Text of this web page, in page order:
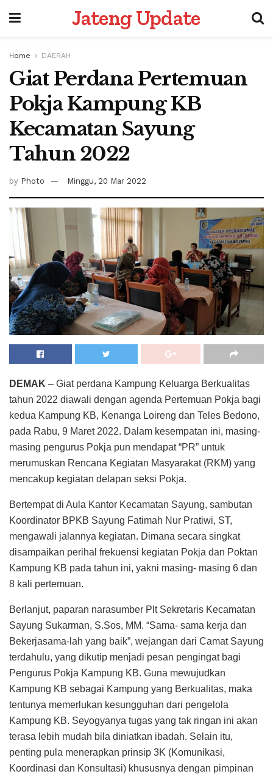
Jateng Update
Home DAERAH
Giat Perdana Pertemuan
Pokja Kampung KB
Kecamatan Sayung
Tahun 2022
by Photo Minggu, 20 Mar 2022
DEMAK – Giat perdana Kampung Keluarga Berkualitas
tahun 2022 diawali dengan agenda Pertemuan Pokja bagi
kedua Kampung KB, Kenanga Loireng dan Teles Bedono,
pada Rabu, 9 Maret 2022. Dalam kesempatan ini, masing-
masing pengurus Pokja pun mendapat “PR” untuk
merumuskan Rencana Kegiatan Masyarakat (RKM) yang
mencakup kegiatan delapan seksi Pokja.
Bertempat di Aula Kantor Kecamatan Sayung, sambutan
Koordinator BPKB Sayung Fatimah Nur Pratiwi, ST,
mengawali jalannya kegiatan. Dimana secara singkat
disampaikan perihal frekuensi kegiatan Pokja dan Poktan
Kampung KB pada tahun ini, yakni masing- masing 6 dan
8 kali pertemuan.
Berlanjut, paparan narasumber Plt Sekretaris Kecamatan
Sayung Sukarman, S.Sos, MM. “Sama- sama kerja dan
Bekerjasama-lah yang baik”, wejangan dari Camat Sayung
terdahulu, yang dikutip menjadi pesan pengingat bagi
Pengurus Pokja Kampung KB. Guna mewujudkan
Kampung KB sebagai Kampung yang Berkualitas, maka
tentunya memerlukan kesungguhan dari pengelola
Kampung KB. Seyogyanya tugas yang tak ringan ini akan
terasa lebih mudah bila diniatkan ibadah. Selain itu,
penting pula menerapkan prinsip 3K (Komunikasi,
Koordinasi dan Konsultasi) khususnya dengan pimpinan